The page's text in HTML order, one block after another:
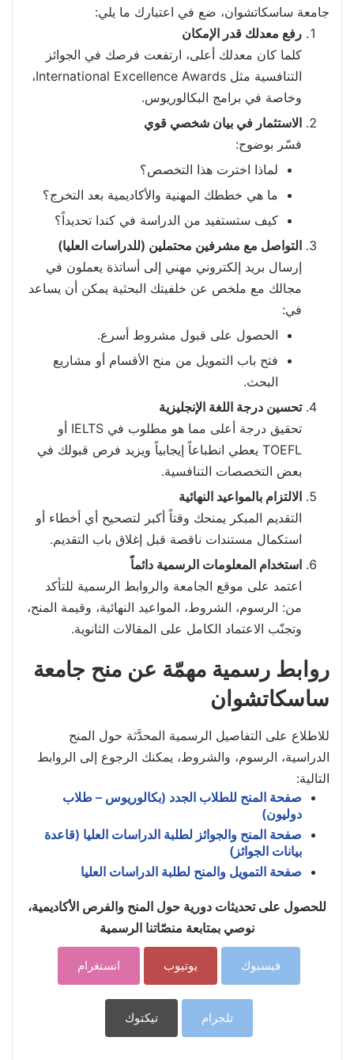
جامعة ساسكاتشوان، ضع في اعتبارك ما يلي:
رفع معدلك قدر الإمكان
كلما كان معدلك أعلى، ارتفعت فرصك في الجوائز
التنافسية مثل International Excellence Awards،
وخاصة في برامج البكالوريوس.
الاستثمار في بيان شخصي قوي
فسّر بوضوح:
لماذا اخترت هذا التخصص؟
ما هي خططك المهنية والأكاديمية بعد التخرج؟
كيف ستستفيد من الدراسة في كندا تحديداً؟
التواصل مع مشرفين محتملين (للدراسات العليا)
إرسال بريد إلكتروني مهني إلى أساتذة يعملون في
مجالك مع ملخص عن خلفيتك البحثية يمكن أن يساعد
في:
الحصول على قبول مشروط أسرع.
فتح باب التمويل من منح الأقسام أو مشاريع
البحث.
تحسين درجة اللغة الإنجليزية
تحقيق درجة أعلى مما هو مطلوب في IELTS أو
TOEFL يعطي انطباعاً إيجابياً ويزيد فرص قبولك في
بعض التخصصات التنافسية.
الالتزام بالمواعيد النهائية
التقديم المبكر يمنحك وقتاً أكبر لتصحيح أي أخطاء أو
استكمال مستندات ناقصة قبل إغلاق باب التقديم.
استخدام المعلومات الرسمية دائماً
اعتمد على موقع الجامعة والروابط الرسمية للتأكد
من: الرسوم، الشروط، المواعيد النهائية، وقيمة المنح،
وتجنّب الاعتماد الكامل على المقالات الثانوية.
روابط رسمية مهمّة عن منح جامعة
ساسكاتشوان
للاطلاع على التفاصيل الرسمية المحدَّثة حول المنح
الدراسية، الرسوم، والشروط، يمكنك الرجوع إلى الروابط
التالية:
صفحة المنح للطلاب الجدد (بكالوريوس – طلاب
دوليون)
صفحة المنح والجوائز لطلبة الدراسات العليا (قاعدة
بيانات الجوائز)
صفحة التمويل والمنح لطلبة الدراسات العليا
للحصول على تحديثات دورية حول المنح والفرص الأكاديمية،
نوصي بمتابعة منصّاتنا الرسمية
فيسبوك يوتيوب انستغرام
تلجرام تيكتوك